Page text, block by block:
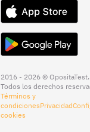
2016 - 2026 © OpositaTest.
Todos los derechos
Términos y
condicionesPrivacidad
cookies